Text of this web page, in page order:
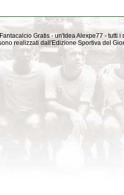
Gratis - un'Idea Alexpe77 -
realizzati dall'Edizione Sportiva del